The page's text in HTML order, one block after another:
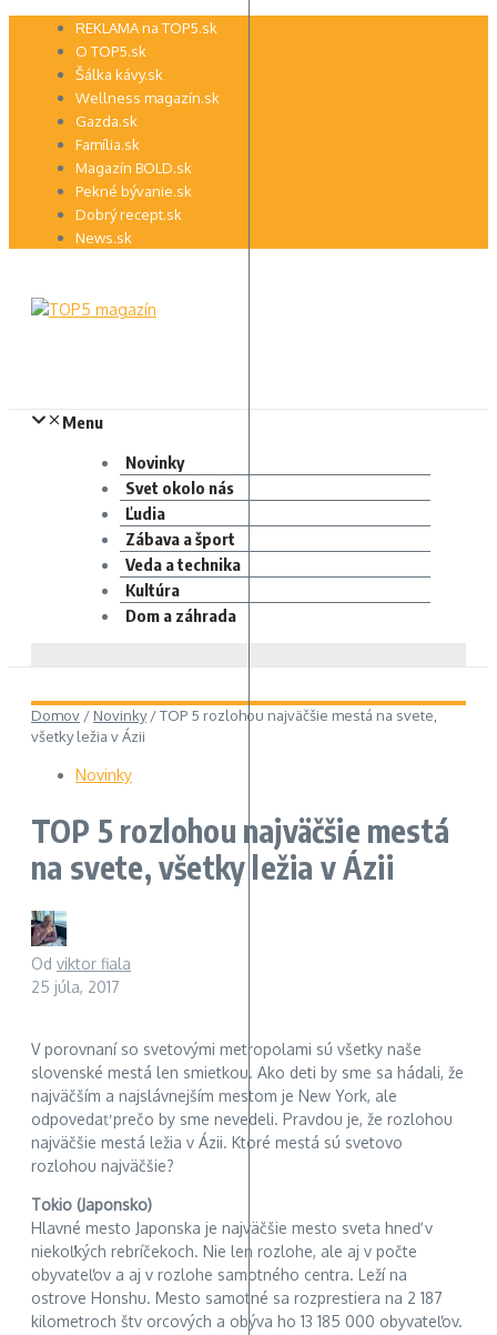
Preskočiť REKLAMA na TOP5.sk
O TOP5.sk
Šálka kávy.sk
Wellness magazín.sk
Gazda.sk
Família.sk
Magazín BOLD.sk
Pekné bývanie.sk
Dobrý recept.sk
News.sk
Menu
Novinky
Svet okolo nás
Ľudia
Zábava a šport
Veda a technika
Kultúra
Dom a záhrada
Domov / Novinky/TOP 5 rozlohou najväčšie mestá na svete,
všetky ležia v Ázii
Novinky
TOP 5 rozlohou najväčšie mestá
na svete, všetky ležia v Ázii
Od viktor fiala
25 júla, 2017
V porovnaní so svetovými metropolami sú všetky naše
slovenské mestá len smietkou. Ako deti by sme sa hádali, že
najväčším a najslávnejším mestom je New York, ale
odpovedať prečo by sme nevedeli. Pravdou je, že rozlohou
najväčšie mestá ležia v Ázii. Ktoré mestá sú svetovo
rozlohou najväčšie?
Tokio (Japonsko)
Hlavné mesto Japonska je najväčšie mesto sveta hneď v
niekoľkých rebríčekoch. Nie len rozlohe, ale aj v počte
obyvateľov a aj v rozlohe samotného centra. Leží na
ostrove Honshu. Mesto samotné sa rozprestiera na 2 187
kilometroch štv orcových a obýva ho 13 185 000 obyvateľov.